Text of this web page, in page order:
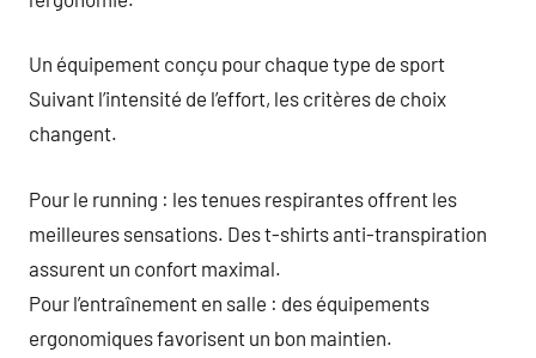
Un équipement conçu pour chaque type de sport
Suivant l’intensité de l’effort, les critères de choix
changent.
Pour le running : les tenues respirantes offrent les
meilleures sensations. Des t-shirts anti-transpiration
assurent un confort maximal.
Pour l’entraînement en salle : des équipements
ergonomiques favorisent un bon maintien.